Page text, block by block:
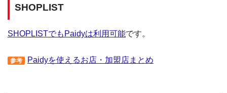
SHOPLIST
SHOPLISTでもPaidyは利用可能です。
参考 Paidyを使えるお店・加盟店まとめ